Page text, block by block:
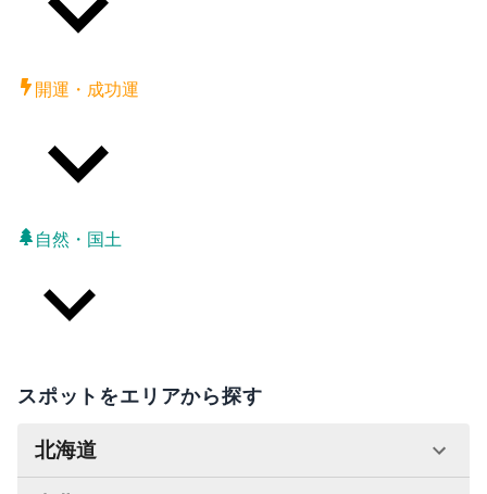
開運・成功運
自然・国土
スポットをエリアから探す
北海道